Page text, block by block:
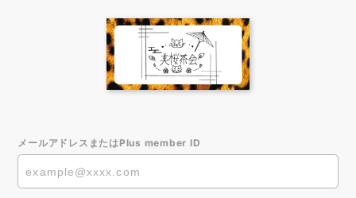
メールアドレスまたはPlus member ID